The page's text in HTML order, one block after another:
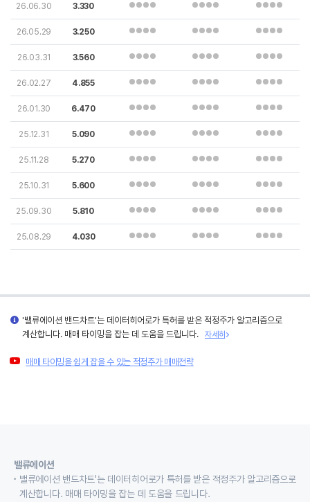
26.06.30 3.330
26.05.29 3.250
26.03.31 3.560
26.02.27 4.855
26.01.30 6.470
25.12.31 5.090
25.11.28 5.270
25.10.31 5.600
25.09.30 5.810
25.08.29 4.030
'밸류에이션 밴드차트'는 데이터히어로가 특허를 받은 적정주가 알고리즘으로
계산합니다. 매매 타이밍을 잡는 데 도움을 드립니다.
자세히
매매 타이밍을 쉽게 잡을 수 있는 적정주가 매매전략
밸류에이션
밸류에이션 밴드차트'는 데이터히어로가 특허를 받은 적정주가 알고리즘으로
계산합니다. 매매 타이밍을 잡는 데 도움을 드립니다.